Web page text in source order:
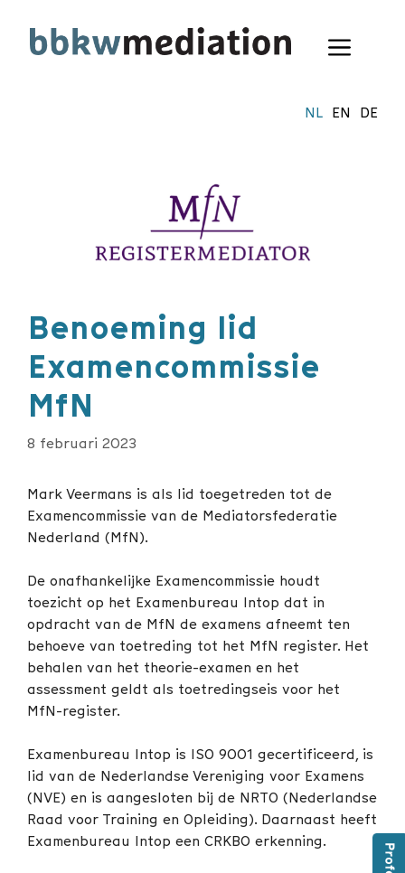
naar
NL EN DE
Menu
Benoeming lid
Examencommissie
MfN
8 februari 2023
Mark Veermans is als lid toegetreden tot de
Examencommissie van de Mediatorsfederatie
Nederland (MfN).
De onafhankelijke Examencommissie houdt
toezicht op het Examenbureau Intop dat in
opdracht van de MfN de examens afneemt ten
behoeve van toetreding tot het MfN register. Het
behalen van het theorie-examen en het
assessment geldt als toetredingseis voor het
MfN-register.
Examenbureau Intop is ISO 9001 gecertificeerd, is
lid van de Nederlandse Vereniging voor Examens
(NVE) en is aangesloten bij de NRTO (Nederlandse
Raad voor Training en Opleiding). Daarnaast heeft
Examenbureau Intop een CRKBO erkenning.